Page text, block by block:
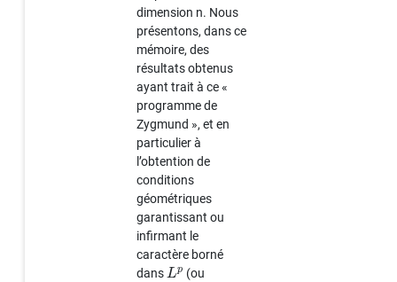
dimension n. Nous
présentons, dans ce
mémoire, des
résultats obtenus
ayant trait à ce «
programme de
Zygmund », et en
particulier à
l’obtention de
conditions
géométriques
garantissant ou
infirmant le
caractère borné
dans Lp (ou